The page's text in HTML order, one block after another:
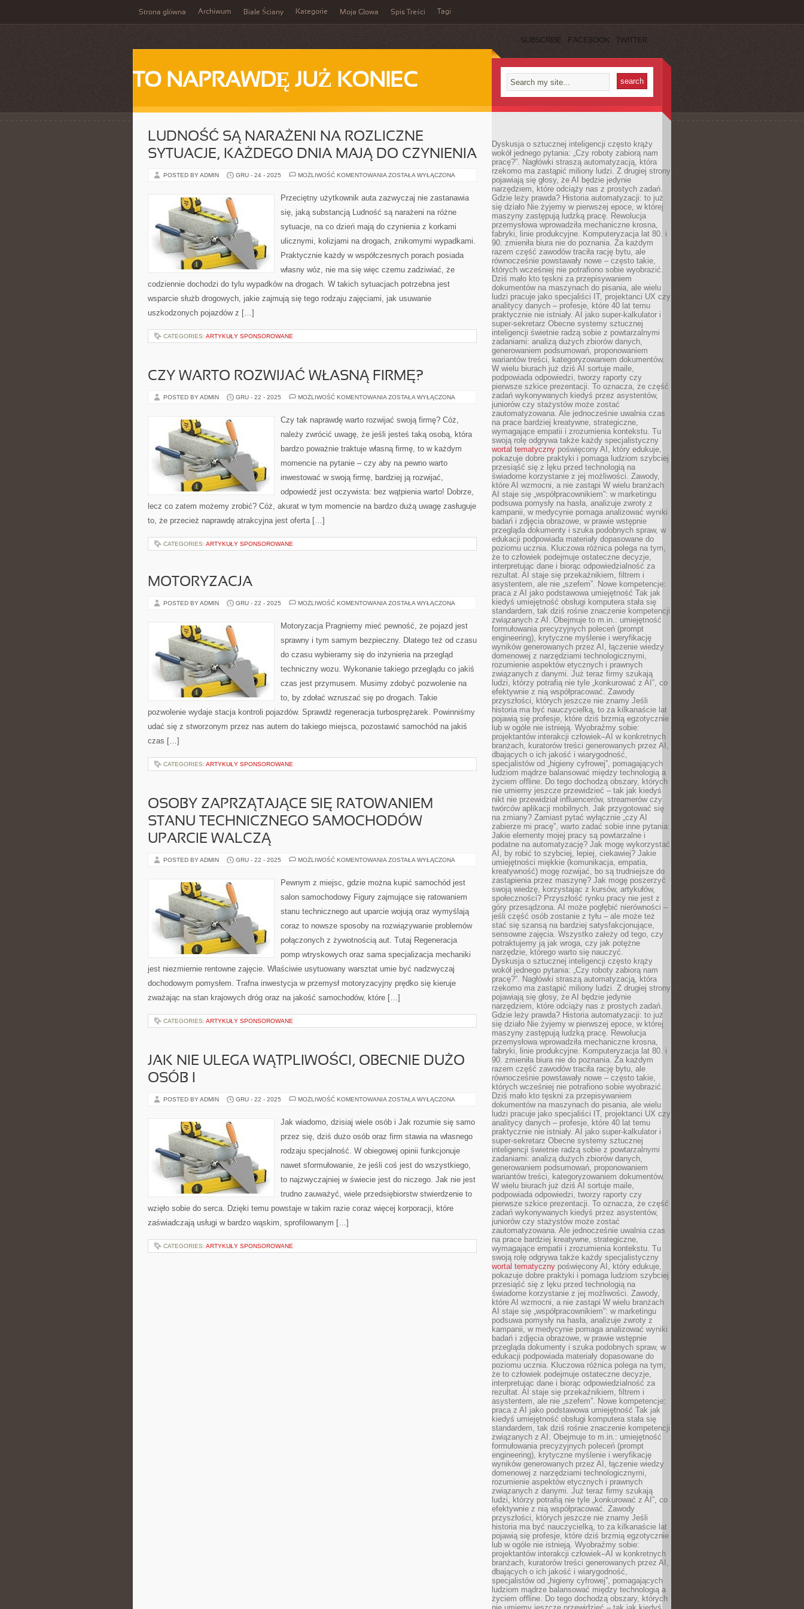
Strona główna Archiwum Białe Ściany Kategorie Moja Głowa Spis Treści Tagi
SUBSCRIBE FACEBOOK TWITTER
TO NAPRAWDĘ JUŻ KONIEC
LUDNOŚĆ SĄ NARAŻENI NA ROZLICZNE
SYTUACJE, KAŻDEGO DNIA MAJĄ DO CZYNIENIA
POSTED BY ADMIN GRU - 24 - 2025 MOŻLIWOŚĆ KOMENTOWANIA LUDNOŚĆ
ROZLICZNE
KAŻDEGO
MAJĄ
CZYNIENIA
ZOSTAŁA WYŁĄCZONA
Przeciętny użytkownik auta zazwyczaj nie zastanawia
się, jaką substancją Ludność są narażeni na różne
sytuacje, na co dzień mają do czynienia z korkami
ulicznymi, kolizjami na drogach, znikomymi wypadkami.
Praktycznie każdy w współczesnych porach posiada
własny wóz, nie ma się więc czemu zadziwiać, że
codziennie dochodzi do tylu wypadków na drogach. W takich sytuacjach potrzebna jest
wsparcie służb drogowych, jakie zajmują się tego rodzaju zajęciami, jak usuwanie
uszkodzonych pojazdów z […]
CATEGORIES: ARTYKUŁY SPONSOROWANE
CZY WARTO ROZWIJAĆ WŁASNĄ FIRMĘ?
POSTED BY ADMIN GRU - 22 - 2025 MOŻLIWOŚĆ KOMENTOWANIA CZY
WŁASNĄ
FIRMĘ?
ZOSTAŁA WYŁĄCZONA
Czy tak naprawdę warto rozwijać swoją firmę? Cóż,
należy zwrócić uwagę, że jeśli jesteś taką osobą, która
bardzo poważnie traktuje własną firmę, to w każdym
momencie na pytanie – czy aby na pewno warto
inwestować w swoją firmę, bardziej ją rozwijać,
odpowiedź jest oczywista: bez wątpienia warto! Dobrze,
lecz co zatem możemy zrobić? Cóż, akurat w tym momencie na bardzo dużą uwagę zasługuje
to, że przecież naprawdę atrakcyjna jest oferta […]
CATEGORIES: ARTYKUŁY SPONSOROWANE
MOTORYZACJA
POSTED BY ADMIN GRU - 22 - 2025 MOŻLIWOŚĆ KOMENTOWANIA MOTORYZACJA
ZOSTAŁA WYŁĄCZONA
Motoryzacja Pragniemy mieć pewność, że pojazd jest
sprawny i tym samym bezpieczny. Dlatego też od czasu
do czasu wybieramy się do inżynieria na przegląd
techniczny wozu. Wykonanie takiego przeglądu co jakiś
czas jest przymusem. Musimy zdobyć pozwolenie na
to, by zdołać wzruszać się po drogach. Takie
pozwolenie wydaje stacja kontroli pojazdów. Sprawdź regeneracja turbosprężarek. Powinniśmy
udać się z stworzonym przez nas autem do takiego miejsca, pozostawić samochód na jakiś
czas […]
CATEGORIES: ARTYKUŁY SPONSOROWANE
OSOBY ZAPRZĄTAJĄCE SIĘ RATOWANIEM
STANU TECHNICZNEGO SAMOCHODÓW
UPARCIE WALCZĄ
POSTED BY ADMIN GRU - 22 - 2025 MOŻLIWOŚĆ KOMENTOWANIA OSOBY
RATOWANIEM
STANU
SAMOCHODÓW
WALCZĄ
ZOSTAŁA WYŁĄCZONA
Pewnym z miejsc, gdzie można kupić samochód jest
salon samochodowy Figury zajmujące się ratowaniem
stanu technicznego aut uparcie wojują oraz wymyślają
coraz to nowsze sposoby na rozwiązywanie problemów
połączonych z żywotnością aut. Tutaj Regeneracja
pomp wtryskowych oraz sama specjalizacja mechaniki
jest niezmiernie rentowne zajęcie. Właściwie usytuowany warsztat umie być nadzwyczaj
dochodowym pomysłem. Trafna inwestycja w przemysł motoryzacyjny prędko się kieruje
zważając na stan krajowych dróg oraz na jakość samochodów, które […]
CATEGORIES: ARTYKUŁY SPONSOROWANE
JAK NIE ULEGA WĄTPLIWOŚCI, OBECNIE DUŻO
OSÓB I
POSTED BY ADMIN GRU - 22 - 2025 MOŻLIWOŚĆ KOMENTOWANIA JAK
WĄTPLIWOŚCI,
OBECNIE
OSÓB
ZOSTAŁA WYŁĄCZONA
Jak wiadomo, dzisiaj wiele osób i Jak rozumie się samo
przez się, dziś dużo osób oraz firm stawia na własnego
rodzaju specjalność. W obiegowej opinii funkcjonuje
nawet sformułowanie, że jeśli coś jest do wszystkiego,
to najzwyczajniej w świecie jest do niczego. Jak nie jest
trudno zauważyć, wiele przedsiębiorstw stwierdzenie to
wzięło sobie do serca. Dzięki temu powstaje w takim razie coraz więcej korporacji, które
zaświadczają usługi w bardzo wąskim, sprofilowanym […]
CATEGORIES: ARTYKUŁY SPONSOROWANE
Dyskusja o sztucznej inteligencji często krąży
wokół jednego pytania: „Czy roboty zabiorą nam
pracę?”. Nagłówki straszą automatyzacją, która
rzekomo ma zastąpić miliony ludzi. Z drugiej strony
pojawiają się głosy, że AI będzie jedynie
narzędziem, które odciąży nas z prostych zadań.
Gdzie leży prawda? Historia automatyzacji: to już
się działo Nie żyjemy w pierwszej epoce, w której
maszyny zastępują ludzką pracę. Rewolucja
przemysłowa wprowadziła mechaniczne krosna,
fabryki, linie produkcyjne. Komputeryzacja lat 80. i
90. zmieniła biura nie do poznania. Za każdym
razem część zawodów traciła rację bytu, ale
równocześnie powstawały nowe – często takie,
których wcześniej nie potrafiono sobie wyobrazić.
Dziś mało kto tęskni za przepisywaniem
dokumentów na maszynach do pisania, ale wielu
ludzi pracuje jako specjaliści IT, projektanci UX czy
analitycy danych – profesje, które 40 lat temu
praktycznie nie istniały. AI jako super-kalkulator i
super-sekretarz Obecne systemy sztucznej
inteligencji świetnie radzą sobie z powtarzalnymi
zadaniami: analizą dużych zbiorów danych,
generowaniem podsumowań, proponowaniem
wariantów treści, kategoryzowaniem dokumentów.
W wielu biurach już dziś AI sortuje maile,
podpowiada odpowiedzi, tworzy raporty czy
pierwsze szkice prezentacji. To oznacza, że część
zadań wykonywanych kiedyś przez asystentów,
juniorów czy stażystów może zostać
zautomatyzowana. Ale jednocześnie uwalnia czas
na prace bardziej kreatywne, strategiczne,
wymagające empatii i zrozumienia kontekstu. Tu
swoją rolę odgrywa także każdy specjalistyczny
wortal tematyczny poświęcony AI, który edukuje,
pokazuje dobre praktyki i pomaga ludziom szybciej
przesiąść się z lęku przed technologią na
świadome korzystanie z jej możliwości. Zawody,
które AI wzmocni, a nie zastąpi W wielu branżach
AI staje się „współpracownikiem”: w marketingu
podsuwa pomysły na hasła, analizuje zwroty z
kampanii, w medycynie pomaga analizować wyniki
badań i zdjęcia obrazowe, w prawie wstępnie
przegląda dokumenty i szuka podobnych spraw, w
edukacji podpowiada materiały dopasowane do
poziomu ucznia. Kluczowa różnica polega na tym,
że to człowiek podejmuje ostateczne decyzje,
interpretując dane i biorąc odpowiedzialność za
rezultat. AI staje się przekaźnikiem, filtrem i
asystentem, ale nie „szefem”. Nowe kompetencje:
praca z AI jako podstawowa umiejętność Tak jak
kiedyś umiejętność obsługi komputera stała się
standardem, tak dziś rośnie znaczenie kompetencji
związanych z AI. Obejmuje to m.in.: umiejętność
formułowania precyzyjnych poleceń (prompt
engineering), krytyczne myślenie i weryfikację
wyników generowanych przez AI, łączenie wiedzy
domenowej z narzędziami technologicznymi,
rozumienie aspektów etycznych i prawnych
związanych z danymi. Już teraz firmy szukają
ludzi, którzy potrafią nie tyle „konkurować z AI”, co
efektywnie z nią współpracować. Zawody
przyszłości, których jeszcze nie znamy Jeśli
historia ma być nauczycielką, to za kilkanaście lat
pojawią się profesje, które dziś brzmią egzotycznie
lub w ogóle nie istnieją. Wyobraźmy sobie:
projektantów interakcji człowiek–AI w konkretnych
branżach, kuratorów treści generowanych przez AI,
dbających o ich jakość i wiarygodność,
specjalistów od „higieny cyfrowej”, pomagających
ludziom mądrze balansować między technologią a
życiem offline. Do tego dochodzą obszary, których
nie umiemy jeszcze przewidzieć – tak jak kiedyś
nikt nie przewidział influencerów, streamerów czy
twórców aplikacji mobilnych. Jak przygotować się
na zmiany? Zamiast pytać wyłącznie „czy AI
zabierze mi pracę”, warto zadać sobie inne pytania:
Jakie elementy mojej pracy są powtarzalne i
podatne na automatyzację? Jak mogę wykorzystać
AI, by robić to szybciej, lepiej, ciekawiej? Jakie
umiejętności miękkie (komunikacja, empatia,
kreatywność) mogę rozwijać, bo są trudniejsze do
zastąpienia przez maszynę? Jak mogę poszerzyć
swoją wiedzę, korzystając z kursów, artykułów,
społeczności? Przyszłość rynku pracy nie jest z
góry przesądzona. AI może pogłębić nierówności –
jeśli część osób zostanie z tyłu – ale może też
stać się szansą na bardziej satysfakcjonujące,
sensowne zajęcia. Wszystko zależy od tego, czy
potraktujemy ją jak wroga, czy jak potężne
narzędzie, którego warto się nauczyć.
Dyskusja o sztucznej inteligencji często krąży
wokół jednego pytania: „Czy roboty zabiorą nam
pracę?”. Nagłówki straszą automatyzacją, która
rzekomo ma zastąpić miliony ludzi. Z drugiej strony
pojawiają się głosy, że AI będzie jedynie
narzędziem, które odciąży nas z prostych zadań.
Gdzie leży prawda? Historia automatyzacji: to już
się działo Nie żyjemy w pierwszej epoce, w której
maszyny zastępują ludzką pracę. Rewolucja
przemysłowa wprowadziła mechaniczne krosna,
fabryki, linie produkcyjne. Komputeryzacja lat 80. i
90. zmieniła biura nie do poznania. Za każdym
razem część zawodów traciła rację bytu, ale
równocześnie powstawały nowe – często takie,
których wcześniej nie potrafiono sobie wyobrazić.
Dziś mało kto tęskni za przepisywaniem
dokumentów na maszynach do pisania, ale wielu
ludzi pracuje jako specjaliści IT, projektanci UX czy
analitycy danych – profesje, które 40 lat temu
praktycznie nie istniały. AI jako super-kalkulator i
super-sekretarz Obecne systemy sztucznej
inteligencji świetnie radzą sobie z powtarzalnymi
zadaniami: analizą dużych zbiorów danych,
generowaniem podsumowań, proponowaniem
wariantów treści, kategoryzowaniem dokumentów.
W wielu biurach już dziś AI sortuje maile,
podpowiada odpowiedzi, tworzy raporty czy
pierwsze szkice prezentacji. To oznacza, że część
zadań wykonywanych kiedyś przez asystentów,
juniorów czy stażystów może zostać
zautomatyzowana. Ale jednocześnie uwalnia czas
na prace bardziej kreatywne, strategiczne,
wymagające empatii i zrozumienia kontekstu. Tu
swoją rolę odgrywa także każdy specjalistyczny
wortal tematyczny poświęcony AI, który edukuje,
pokazuje dobre praktyki i pomaga ludziom szybciej
przesiąść się z lęku przed technologią na
świadome korzystanie z jej możliwości. Zawody,
które AI wzmocni, a nie zastąpi W wielu branżach
AI staje się „współpracownikiem”: w marketingu
podsuwa pomysły na hasła, analizuje zwroty z
kampanii, w medycynie pomaga analizować wyniki
badań i zdjęcia obrazowe, w prawie wstępnie
przegląda dokumenty i szuka podobnych spraw, w
edukacji podpowiada materiały dopasowane do
poziomu ucznia. Kluczowa różnica polega na tym,
że to człowiek podejmuje ostateczne decyzje,
interpretując dane i biorąc odpowiedzialność za
rezultat. AI staje się przekaźnikiem, filtrem i
asystentem, ale nie „szefem”. Nowe kompetencje:
praca z AI jako podstawowa umiejętność Tak jak
kiedyś umiejętność obsługi komputera stała się
standardem, tak dziś rośnie znaczenie kompetencji
związanych z AI. Obejmuje to m.in.: umiejętność
formułowania precyzyjnych poleceń (prompt
engineering), krytyczne myślenie i weryfikację
wyników generowanych przez AI, łączenie wiedzy
domenowej z narzędziami technologicznymi,
rozumienie aspektów etycznych i prawnych
związanych z danymi. Już teraz firmy szukają
ludzi, którzy potrafią nie tyle „konkurować z AI”, co
efektywnie z nią współpracować. Zawody
przyszłości, których jeszcze nie znamy Jeśli
historia ma być nauczycielką, to za kilkanaście lat
pojawią się profesje, które dziś brzmią egzotycznie
lub w ogóle nie istnieją. Wyobraźmy sobie:
projektantów interakcji człowiek–AI w konkretnych
branżach, kuratorów treści generowanych przez AI,
dbających o ich jakość i wiarygodność,
specjalistów od „higieny cyfrowej”, pomagających
ludziom mądrze balansować między technologią a
życiem offline. Do tego dochodzą obszary, których